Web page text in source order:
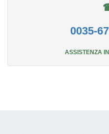
0035-
ASSISTENZA